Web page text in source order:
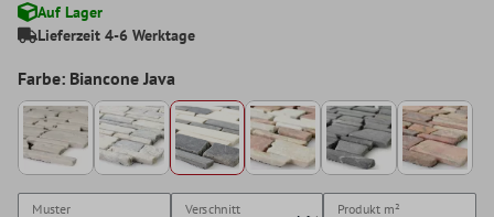
Auf Lager
Lieferzeit 4-6 Werktage
Farbe: Biancone Java
Muster Verschnitt Produkt m²